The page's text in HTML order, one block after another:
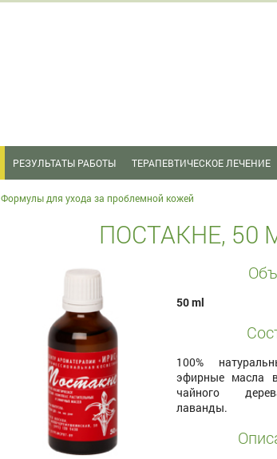
РЕЗУЛЬТАТЫ РАБОТЫ ТЕРАПЕВТИЧЕСКОЕ ЛЕЧЕНИЕ
Формулы для ухода за проблемной кожей
ПОСТАКНЕ, 50
50 ml
100%
эфирные масла
чайного
лаванды.